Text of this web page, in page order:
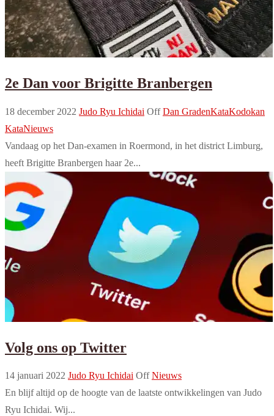
2e Dan voor Brigitte Branbergen
18 december 2022 Judo Ryu Ichidai Off Dan GradenKataKodokan
KataNieuws
Vandaag op het Dan-examen in Roermond, in het district Limburg,
heeft Brigitte Branbergen haar 2e...
Volg ons op Twitter
14 januari 2022 Judo Ryu Ichidai Off Nieuws
En blijf altijd op de hoogte van de laatste ontwikkelingen van Judo
Ryu Ichidai. Wij...